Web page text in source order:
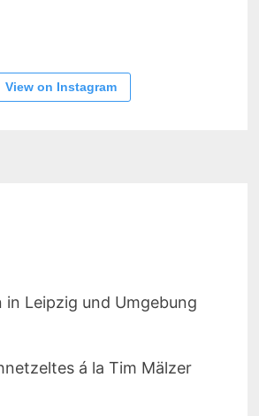
View on Instagram
in Leipzig und Umgebung
á la Tim Mälzer